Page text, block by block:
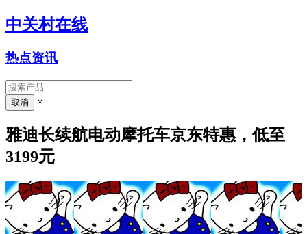
中关村在线
热点资讯
×
雅迪长续航电动摩托车京东特惠，低至
3199元